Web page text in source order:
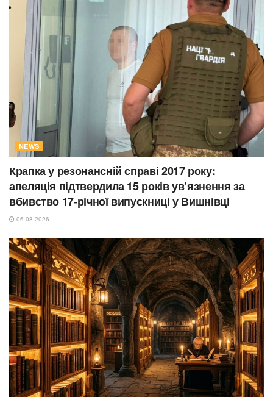
NEWS
Крапка у резонансній справі 2017 року:
апеляція підтвердила 15 років ув’язнення за
вбивство 17-річної випускниці у Вишнівці
06.08.2026